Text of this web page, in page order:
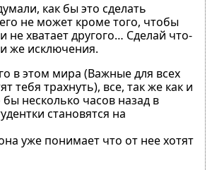
как бы это сделать
не может кроме того, чтобы
не хватает другого… Сделай что-
же исключения.
в этом мира (Важные для всех
тебя трахнуть), все, так же как и
несколько часов назад в
становятся на
уже понимает что от нее хотят